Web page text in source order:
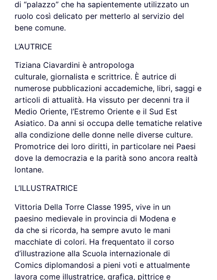
di “palazzo” che ha sapientemente utilizzato un
ruolo così delicato per metterlo al servizio del
bene comune.
L’AUTRICE
Tiziana Ciavardini è antropologa
culturale, giornalista e scrittrice. È autrice di
numerose pubblicazioni accademiche, libri, saggi e
articoli di attualità. Ha vissuto per decenni tra il
Medio Oriente, l’Estremo Oriente e il Sud Est
Asiatico. Da anni si occupa delle tematiche relative
alla condizione delle donne nelle diverse culture.
Promotrice dei loro diritti, in particolare nei Paesi
dove la democrazia e la parità sono ancora realtà
lontane.
L’ILLUSTRATRICE
Vittoria Della Torre Classe 1995, vive in un
paesino medievale in provincia di Modena e
da che si ricorda, ha sempre avuto le mani
macchiate di colori. Ha frequentato il corso
d’illustrazione alla Scuola internazionale di
Comics diplomandosi a pieni voti e attualmente
lavora come illustratrice, grafica, pittrice e